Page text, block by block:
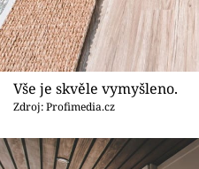
Vše je skvěle vymyšleno.
Zdroj: Profimedia.cz